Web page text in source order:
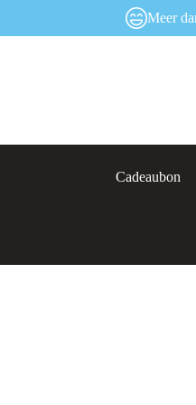
Meer
Cadeaubon